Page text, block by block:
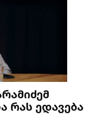
რას ედავება